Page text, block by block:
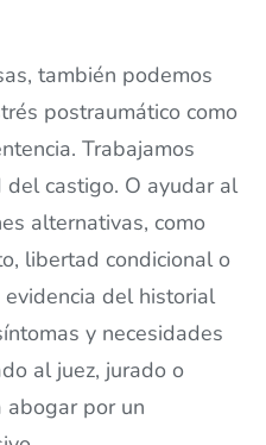
también podemos
postraumático como
Trabajamos
castigo. O ayudar al
alternativas, como
libertad condicional o
del historial
y necesidades
al juez, jurado o
abogar por un